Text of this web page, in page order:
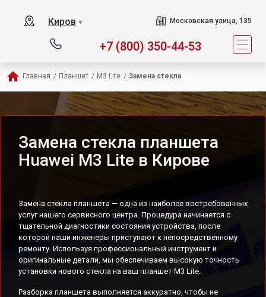
Киров ▼ Московская улица, 135
+7 (800) 350-44-53
Главная / Планшет / M3 Lite / Замена стекла
Замена стекла планшета
Huawei M3 Lite в Кирове
Замена стекла планшета — одна из наиболее востребованных
услуг нашего сервисного центра. Процедура начинается с
тщательной диагностики состояния устройства, после
которой наши инженеры приступают к непосредственному
ремонту. Используя профессиональный инструмент и
оригинальные детали, мы обеспечиваем высокую точность
установки нового стекла на ваш планшет M3 Lite.
Разборка планшета выполняется аккуратно, чтобы не